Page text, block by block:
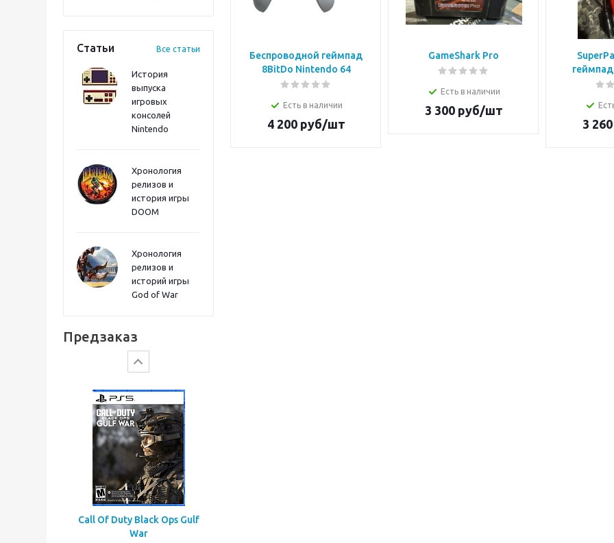
Статьи Все статьи
История
выпуска
игровых
консолей
Nintendo
Хронология
релизов и
история игры
DOOM
Хронология
релизов и
историй игры
God of War
Предзаказ
Onimusha: Way of the
Sword PS5
Call Of Duty Black Ops Gulf
War
Беспроводной геймпад
8BitDo Nintendo 64
Есть в наличии
4 200руб/шт
GameShark Pro
Есть в наличии
3 300руб/шт
3 260